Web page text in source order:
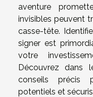
aventure
invisibles peuvent
casse-tête.
signer est
votre
Découvrez dans
conseils précis
potentiels et